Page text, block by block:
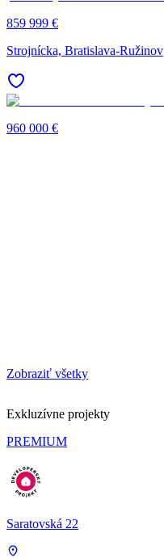
859 999 €
Strojnícka, Bratislava-Ružinov
960 000 €
Zobraziť všetky
Exkluzívne projekty
PREMIUM
Saratovská 22